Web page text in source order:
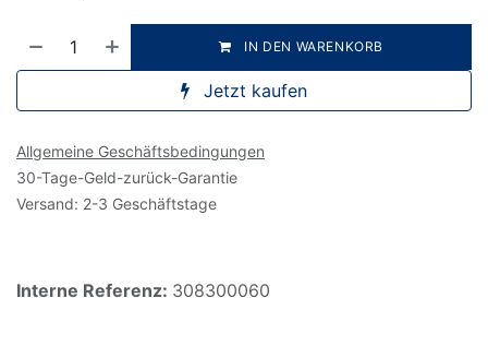
IN DEN WARENKORB
Jetzt kaufen
Allgemeine Geschäftsbedingungen
30-Tage-Geld-zurück-Garantie
Versand: 2-3 Geschäftstage
Interne Referenz: 308300060